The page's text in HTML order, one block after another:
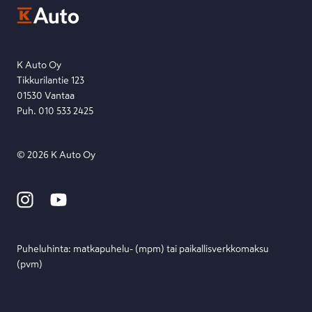
Etsi toimipiste
K Auto Oy
Tikkurilantie 123
01530 Vantaa
Puh. 010 533 2425
© 2026 K Auto Oy
Puheluhinta: matka­puhelu- (mpm) tai paikallis­verkko­maksu
(pvm)